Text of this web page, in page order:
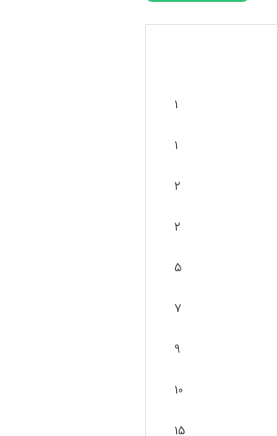
۱
۱
۲
۲
۵
۷
۹
۱۰
۱۵